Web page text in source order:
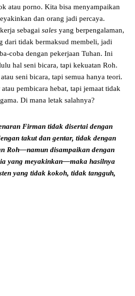
atau porno. Kita bisa menyampaikan
dan orang jadi percaya.
sebagai sales yang berpengalaman,
dari tidak bermaksud membeli, jadi
coba dengan pekerjaan Tuhan. Ini
hal seni bicara, tapi kekuatan Roh.
seni bicara, tapi semua hanya teori.
pembicara hebat, tapi jemaat tidak
Di mana letak salahnya?
Firman tidak disertai dengan
takut dan gentar, tidak dengan
Roh—namun disampaikan dengan
yang meyakinkan—maka hasilnya
yang tidak kokoh, tidak tangguh,